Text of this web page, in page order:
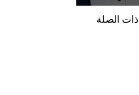
ذات الصلة